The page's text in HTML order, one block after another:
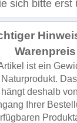
sich bitte erst
Warenpreis
ist ein
deshalb
Ihrer